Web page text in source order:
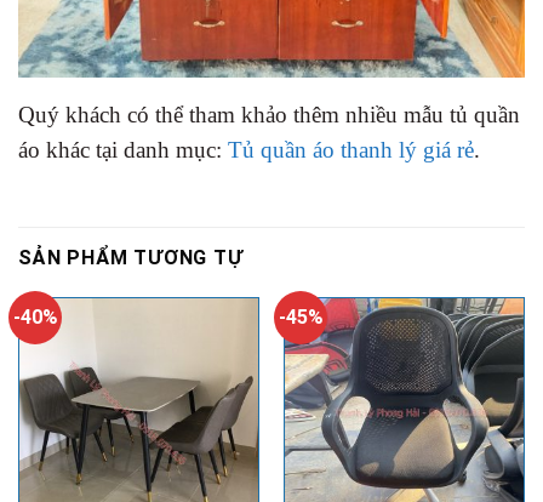
Quý khách có thể tham khảo thêm nhiều mẫu tủ quần
áo khác tại danh mục: Tủ quần áo thanh lý giá rẻ.
SẢN PHẨM TƯƠNG TỰ
-40% -45%